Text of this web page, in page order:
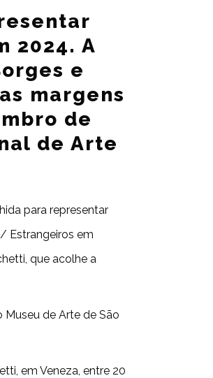
2024. A
e
margens
de
de Arte
para representar
Estrangeiros em
que acolhe a
Museu de Arte de São
em Veneza, entre 20